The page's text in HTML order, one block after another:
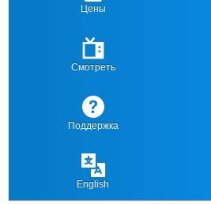
Цены
Смотреть
Поддержка
English